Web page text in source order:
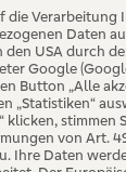
die Verarbeitung
Daten
den USA durch
Google
Button „Alle
„Statistiken“
klicken, stimmen
von Art.
Ihre Daten